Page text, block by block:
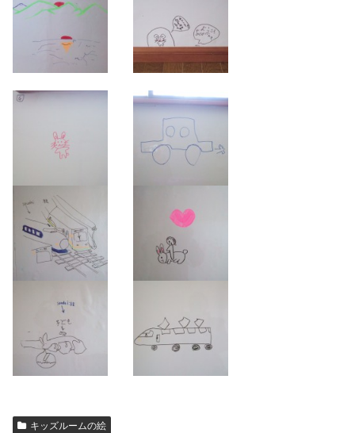
キッズルームの絵